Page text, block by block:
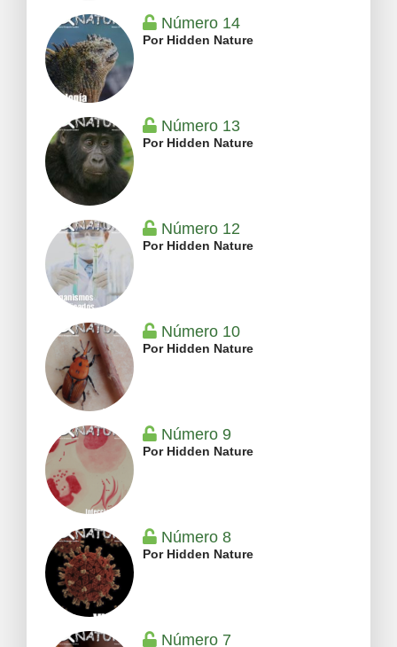
Número 14
Por Hidden Nature
Número 13
Por Hidden Nature
Número 12
Por Hidden Nature
Número 10
Por Hidden Nature
Número 9
Por Hidden Nature
Número 8
Por Hidden Nature
Número 7